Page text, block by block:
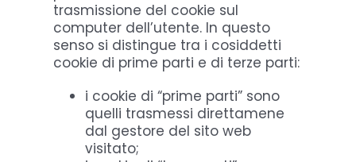
trasmissione del cookie sul
computer dell’utente. In questo
senso si distingue tra i cosiddetti
cookie di prime parti e di terze parti:
i cookie di “prime parti” sono
quelli trasmessi direttamene
dal gestore del sito web
visitato;